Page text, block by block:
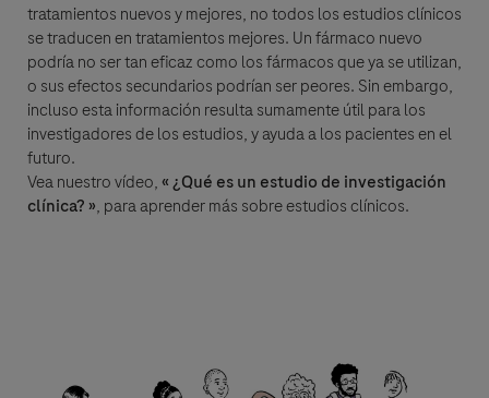
tratamientos nuevos y mejores, no todos los estudios clínicos
se traducen en tratamientos mejores. Un fármaco nuevo
podría no ser tan eficaz como los fármacos que ya se utilizan,
o sus efectos secundarios podrían ser peores. Sin embargo,
incluso esta información resulta sumamente útil para los
investigadores de los estudios, y ayuda a los pacientes en el
futuro.
Vea nuestro vídeo, « ¿Qué es un estudio de investigación
clínica? », para aprender más sobre estudios clínicos.
Detalles de la Pregunta
Pregunta
By clicking “Accept and Send”, you confirm that you have read and agree to
Roche’s legal and privacy conditions.
For Visitors from United States, our Privacy Statement can be reviewed
below:
https://www.gene.com/privacy-policy
For Visitors from Canada, our Privacy Statement can be reviewed below:
http://www.rochecanada.com/en/content/footer-items/privacy.html
Aceptar y Enviar